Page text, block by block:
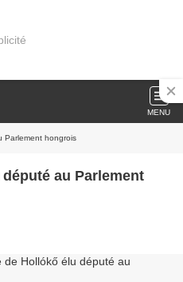
MENU
Parlement hongrois
au Parlement